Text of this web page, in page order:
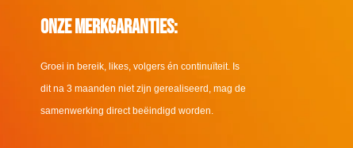
Onze merkgaranties:
Groei in bereik, likes, volgers én continuïteit. Is
dit na 3 maanden niet zijn gerealiseerd, mag de
samenwerking direct beëindigd worden.